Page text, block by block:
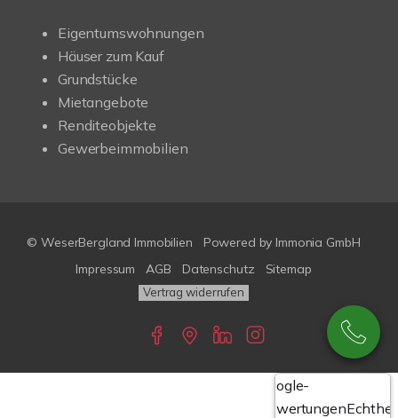
Eigentumswohnungen
Häuser zum Kauf
Grundstücke
Mietangebote
Renditeobjekte
Gewerbeimmobilien
© WeserBergland Immobilien Powered by Immonia GmbH
Impressum
AGB Datenschutz Sitemap
Vertrag widerrufen
Google-
Bewertungen